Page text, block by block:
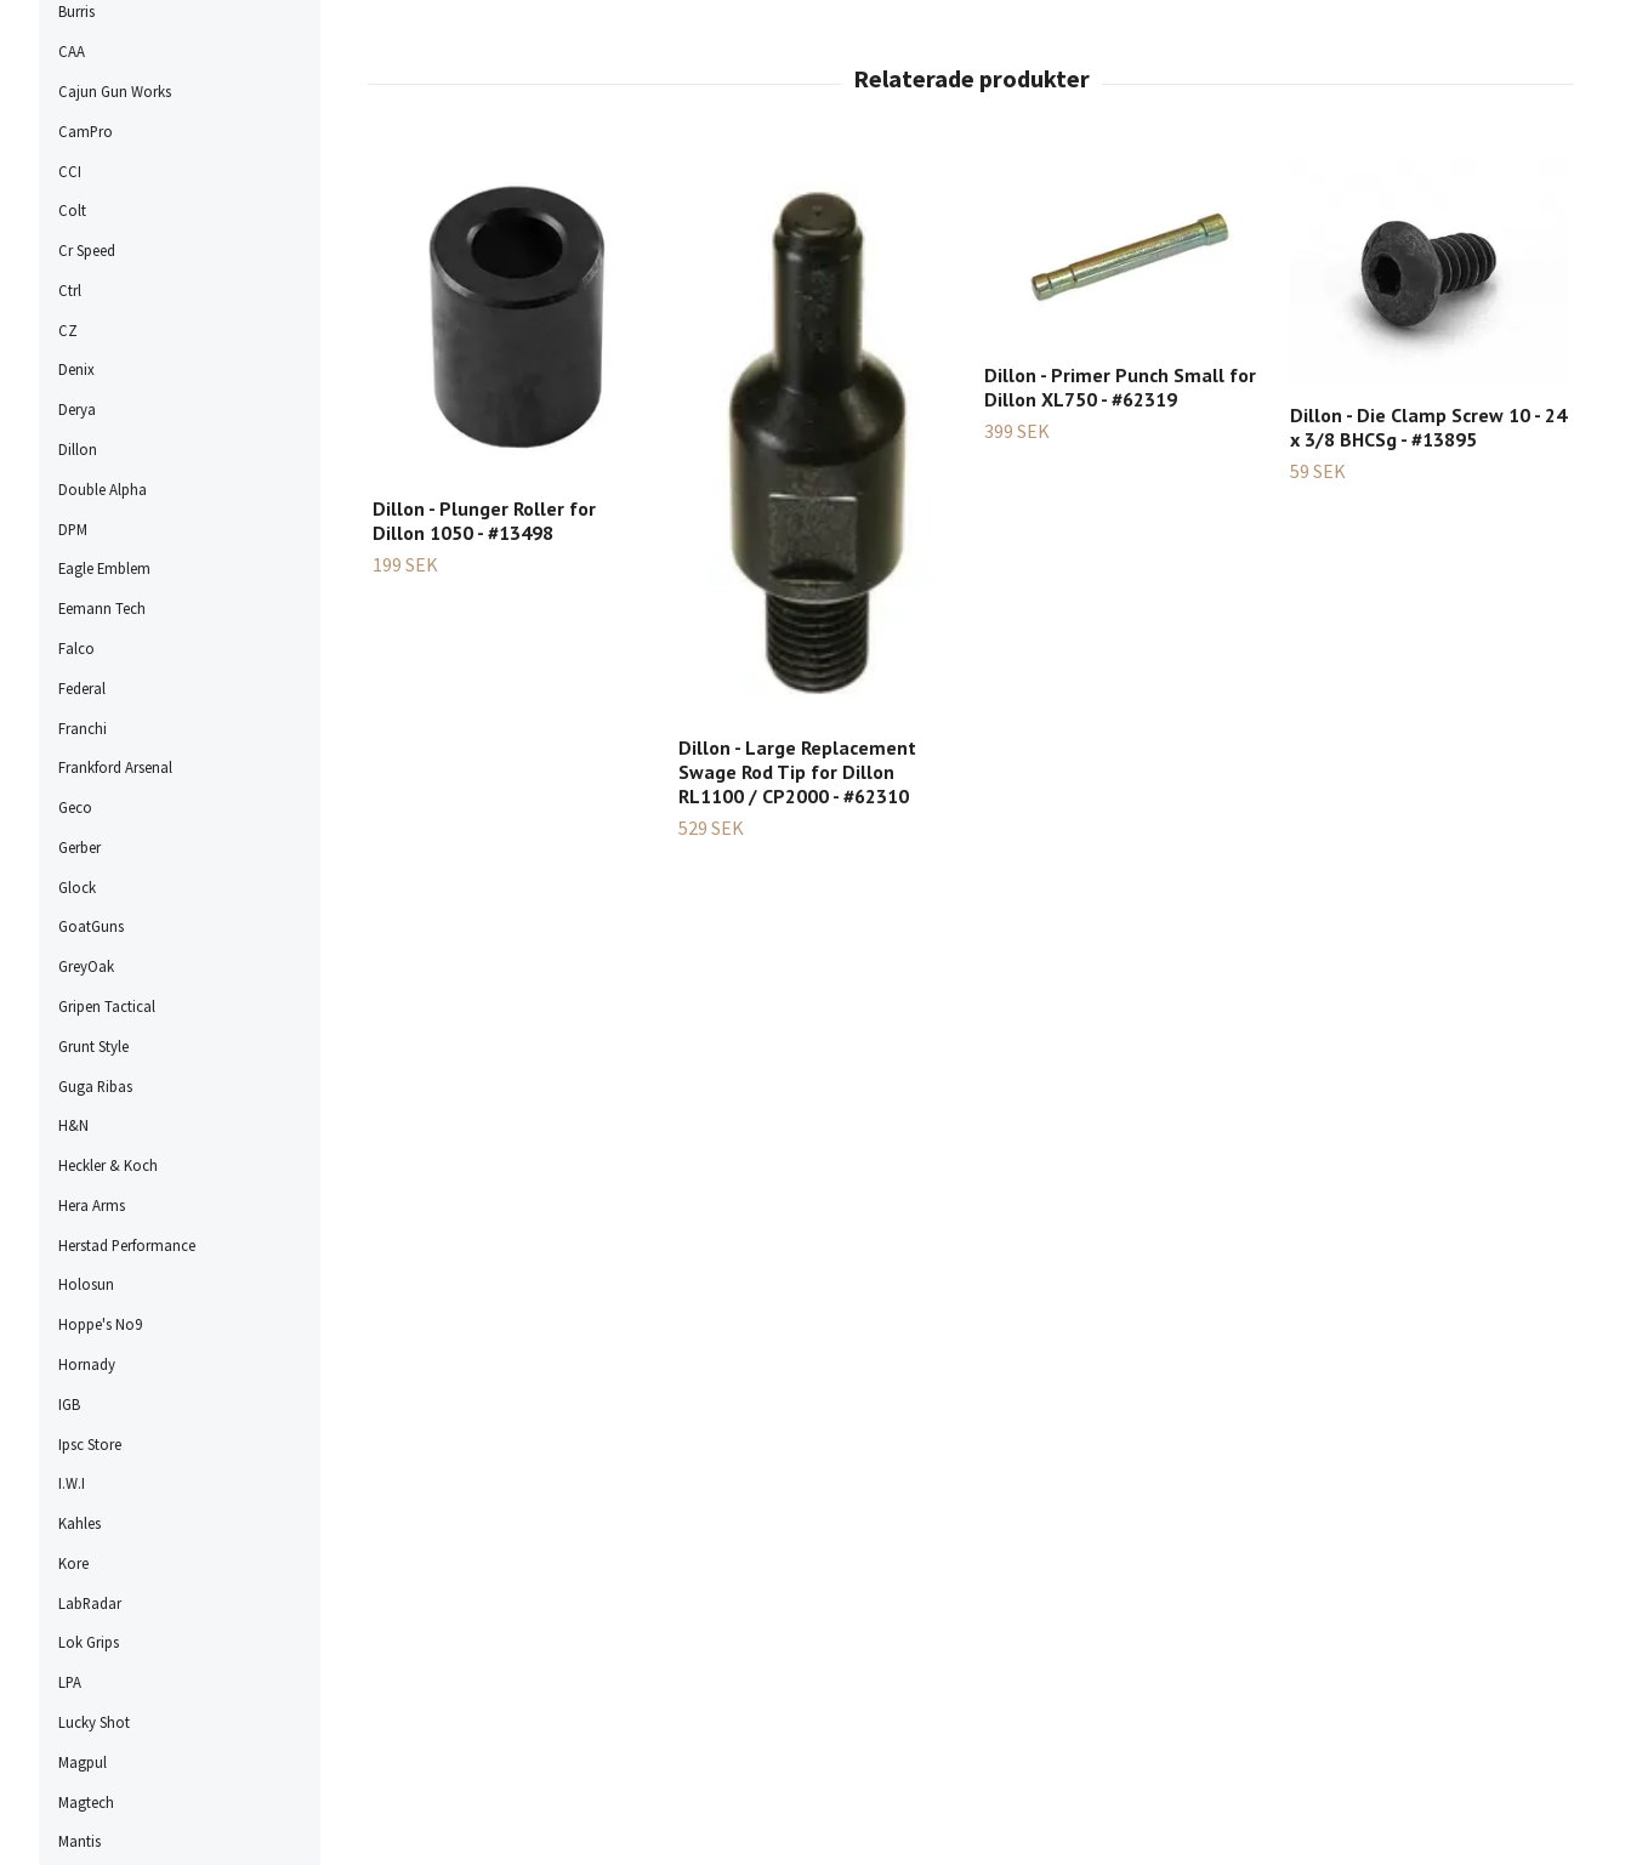
Burris
CAA
Cajun Gun Works
CamPro
CCI
Colt
Cr Speed
Ctrl
CZ
Denix
Derya
Dillon
Double Alpha
DPM
Eagle Emblem
Eemann Tech
Falco
Federal
Franchi
Frankford Arsenal
Geco
Gerber
Glock
GoatGuns
GreyOak
Gripen Tactical
Grunt Style
Guga Ribas
H&N
Heckler & Koch
Hera Arms
Herstad Performance
Holosun
Hoppe's No9
Hornady
IGB
Ipsc Store
I.W.I
Kahles
Kore
LabRadar
Lok Grips
LPA
Lucky Shot
Magpul
Magtech
Mantis
Dillon - Plunger Roller for
Dillon 1050 - #13498
199 SEK
Dillon - Large Replacement
Swage Rod Tip for Dillon
RL1100 / CP2000 - #62310
529 SEK
Dillon - Primer Punch Small for
Dillon XL750 - #62319
399 SEK
Dillon - Die Clamp Screw 10 - 24
x 3/8 BHCSg - #13895
59 SEK